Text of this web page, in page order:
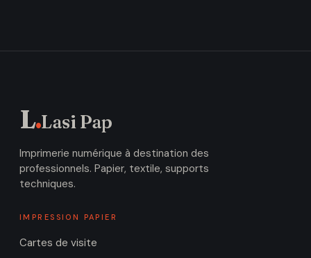
L.Lasi Pap
Imprimerie numérique à destination des
professionnels. Papier, textile, supports
techniques.
IMPRESSION PAPIER
Cartes de visite